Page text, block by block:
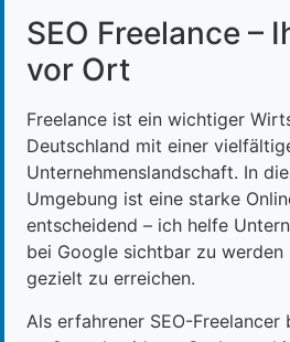
SEO Freelance –
vor Ort
Freelance ist ein wichtiger
Deutschland mit einer
Unternehmenslandschaft. In
Umgebung ist eine starke
entscheidend – ich helfe
bei Google sichtbar zu
gezielt zu erreichen.
Als erfahrener SEO-Freelancer